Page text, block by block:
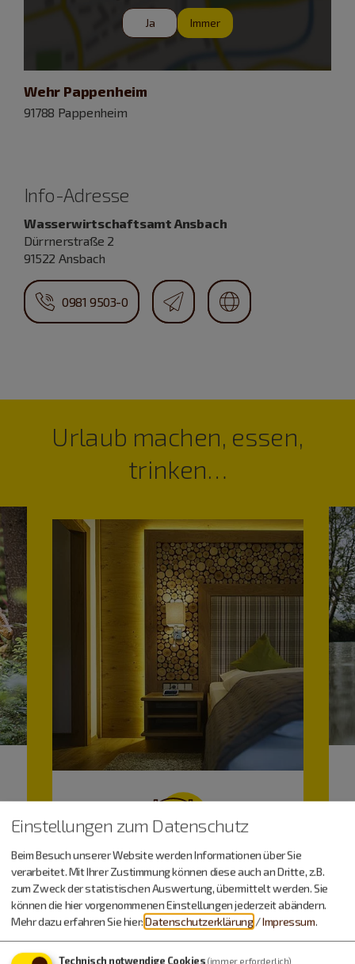
Ja Immer
Wehr Pappenheim
91788 Pappenheim
Info-Adresse
Wasserwirtschaftsamt Ansbach
Dürrnerstraße 2
91522 Ansbach
0981 9503-0
Urlaub machen, essen,
trinken…
Unterkunft
Einstellungen zum Datenschutz
Beim Besuch unserer Website werden Informationen über Sie
verarbeitet. Mit Ihrer Zustimmung können diese auch an Dritte, z.B.
zum Zweck der statistischen Auswertung, übermittelt werden. Sie
können die hier vorgenommenen Einstellungen jederzeit abändern.
Mehr dazu erfahren Sie hier:Datenschutzerklärung /Impressum.
Technisch notwendige Cookies (immer erforderlich)